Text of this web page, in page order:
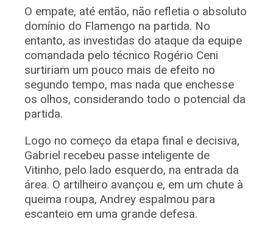
O empate, até então, não refletia o absoluto
domínio do Flamengo na partida. No
entanto, as investidas do ataque da equipe
comandada pelo técnico Rogério Ceni
surtiriam um pouco mais de efeito no
segundo tempo, mas nada que enchesse
os olhos, considerando todo o potencial da
partida.
Logo no começo da etapa final e decisiva,
Gabriel recebeu passe inteligente de
Vitinho, pelo lado esquerdo, na entrada da
área. O artilheiro avançou e, em um chute à
queima roupa, Andrey espalmou para
escanteio em uma grande defesa.